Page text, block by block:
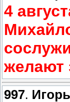
4
желают
997.